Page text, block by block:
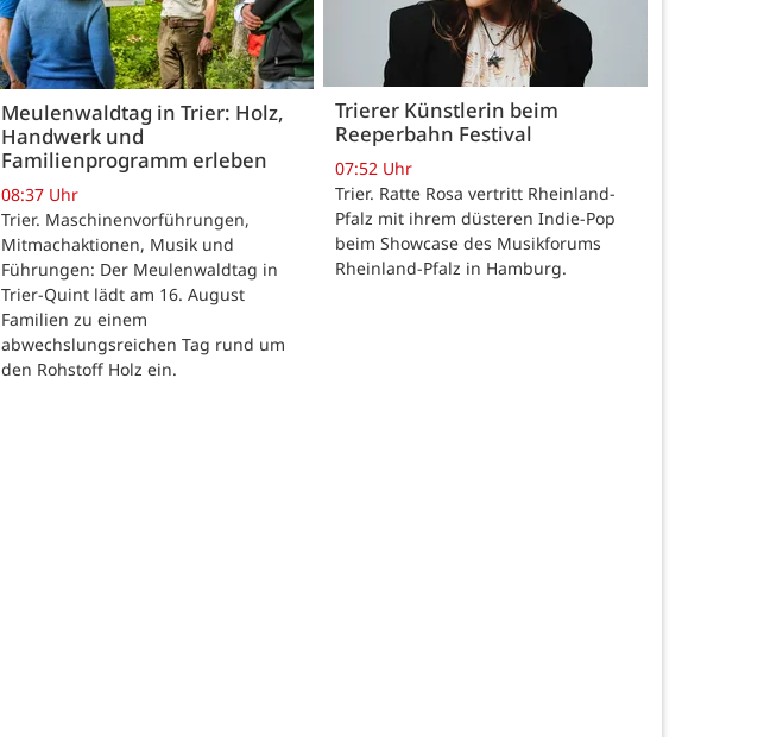
Meulenwaldtag in Trier: Holz,
Handwerk und
Familienprogramm erleben
08:37 Uhr
Trier. Maschinenvorführungen,
Mitmachaktionen, Musik und
Führungen: Der Meulenwaldtag in
Trier-Quint lädt am 16. August
Familien zu einem
abwechslungsreichen Tag rund um
den Rohstoff Holz ein.
Trierer Künstlerin beim
Reeperbahn Festival
07:52 Uhr
Trier. Ratte Rosa vertritt Rheinland-
Pfalz mit ihrem düsteren Indie-Pop
beim Showcase des Musikforums
Rheinland-Pfalz in Hamburg.